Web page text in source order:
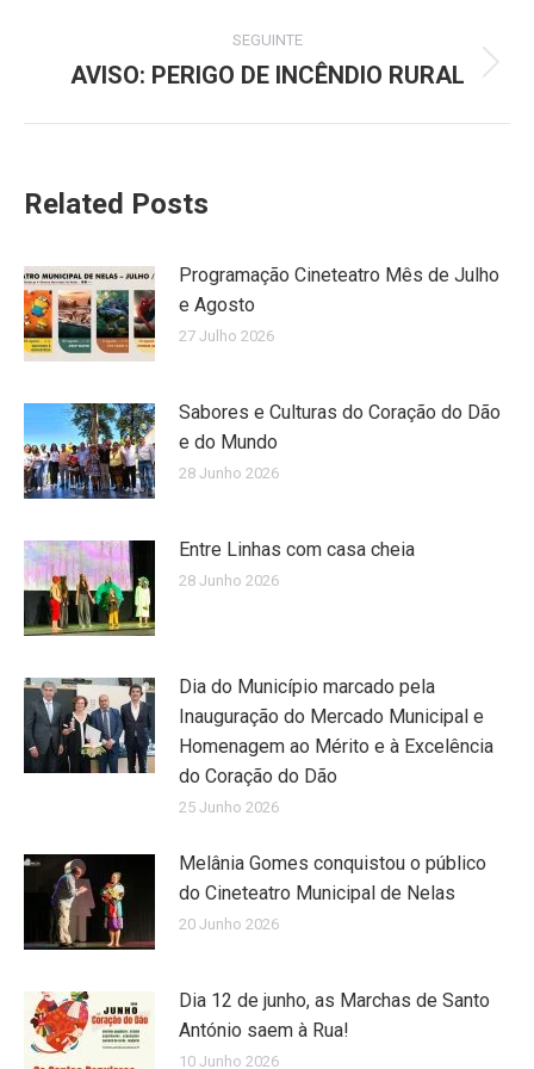
SEGUINTE
Next
AVISO: PERIGO DE INCÊNDIO RURAL
Related Posts
Programação Cineteatro Mês de Julho
e Agosto
27 Julho 2026
Sabores e Culturas do Coração do Dão
e do Mundo
28 Junho 2026
Entre Linhas com casa cheia
28 Junho 2026
Dia do Município marcado pela
Inauguração do Mercado Municipal e
Homenagem ao Mérito e à Excelência
do Coração do Dão
25 Junho 2026
Melânia Gomes conquistou o público
do Cineteatro Municipal de Nelas
20 Junho 2026
Dia 12 de junho, as Marchas de Santo
António saem à Rua!
10 Junho 2026